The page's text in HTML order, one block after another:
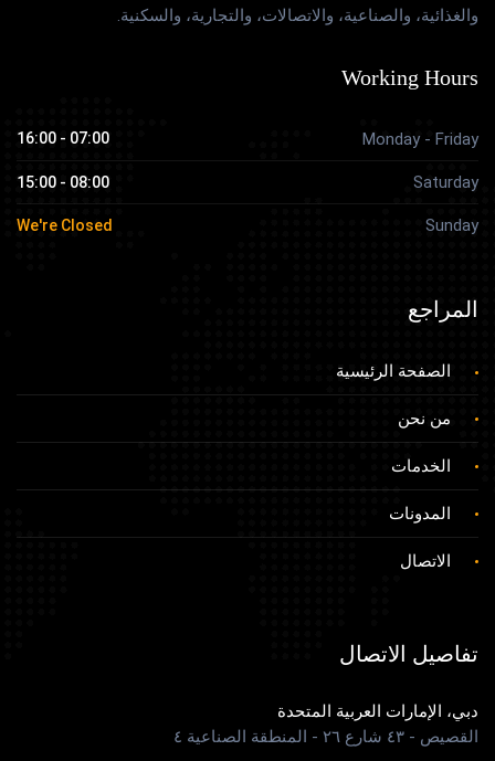
والغذائية، والصناعية، والاتصالات، والتجارية، والسكنية.
Working Hours
Monday - Friday
07:00 - 16:00
Saturday
08:00 - 15:00
Sunday
We're Closed
المراجع
الصفحة الرئيسية
من نحن
الخدمات
المدونات
الاتصال
تفاصيل الاتصال
دبي، الإمارات العربية المتحدة
القصيص - ٤٣ شارع ٢٦ - المنطقة الصناعية ٤